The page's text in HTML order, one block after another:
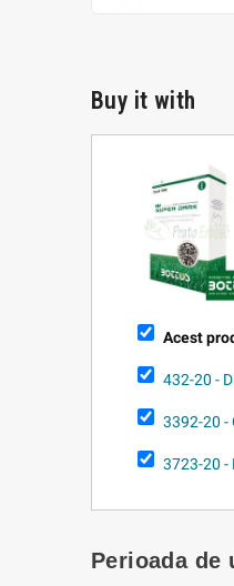
Buy it with
Acest
432-20 -
3392-20 -
3723-20 -
Perioada de